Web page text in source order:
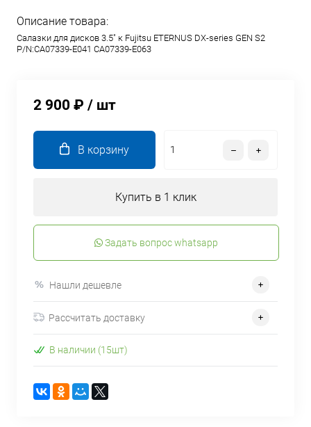
Описание товара:
Салазки для дисков 3.5" к Fujitsu ETERNUS DX-series GEN S2
P/N:CA07339-E041 CA07339-E063
2 900 ₽ / шт
В корзину
Купить в 1 клик
Задать вопрос whatsapp
Нашли дешевле
Рассчитать доставку
В наличии (15шт)